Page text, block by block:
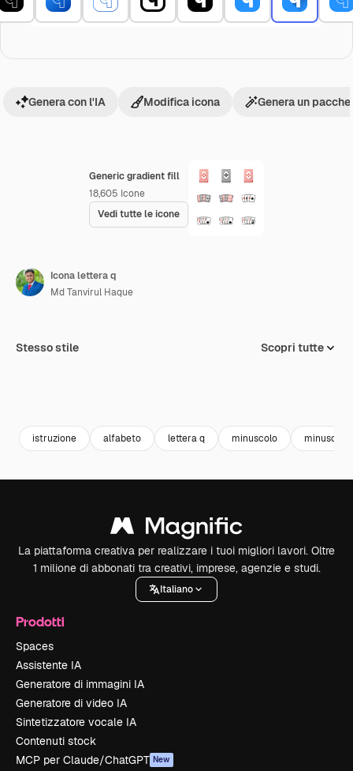
Generic gradient fill
18,605 Icone
Vedi tutte le icone
Genera con l'IA Modifica icona Genera un
Icona lettera q
Md Tanvirul Haque
Stesso stile Scopri tutte
istruzione alfabeto lettera q minuscolo minuscolo
La piattaforma creativa per realizzare i tuoi migliori lavori. Oltre
1 milione di abbonati tra creativi, imprese, agenzie e studi.
Italiano
Prodotti
Spaces
Assistente IA
Generatore di immagini IA
Generatore di video IA
Sintetizzatore vocale IA
Contenuti stock
MCP per Claude/ChatGPT New